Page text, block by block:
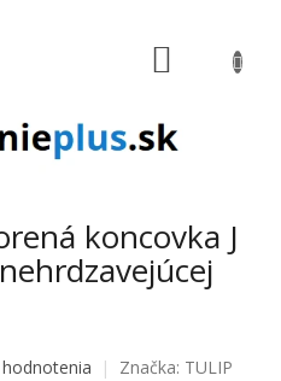
koncovka J
je 0,0 z 5 hviezdičiek.
Značka: TULIP